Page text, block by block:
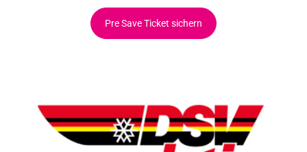
Pre Save Ticket sichern